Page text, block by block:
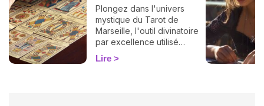
Plongez dans l'univers
mystique du Tarot de
Marseille, l'outil divinatoire
par excellence utilisé
depuis des siècles pour
éclairer l'avenir. Profitez
Lire